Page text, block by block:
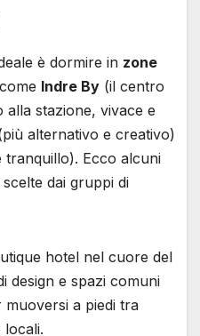
è dormire in zone
Indre By (il centro
alla stazione, vivace e
alternativo e creativo)
tranquillo). Ecco alcuni
dai gruppi di
hotel nel cuore del
design e spazi comuni
muoversi a piedi tra
locali.